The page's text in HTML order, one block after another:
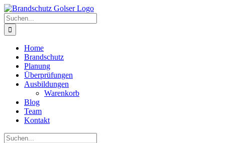
Skip
to
content
Suche
nach:
Home
Brandschutz
Planung
Überprüfungen
Ausbildungen
Warenkorb
Blog
Team
Kontakt
Suche